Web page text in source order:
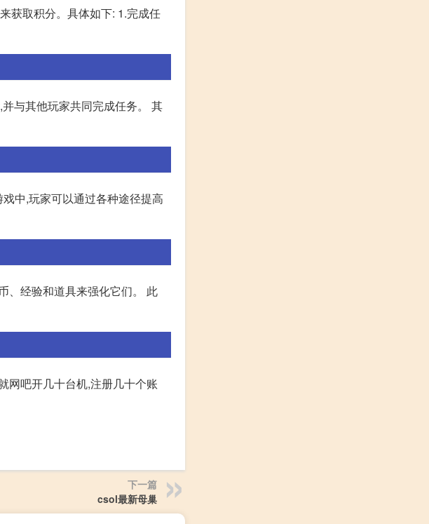
获取积分。具体如下: 1.完成任
与其他玩家共同完成任务。 其
中,玩家可以通过各种途径提高
、经验和道具来强化它们。 此
网吧开几十台机,注册几十个账
下一篇
csol最新母巢